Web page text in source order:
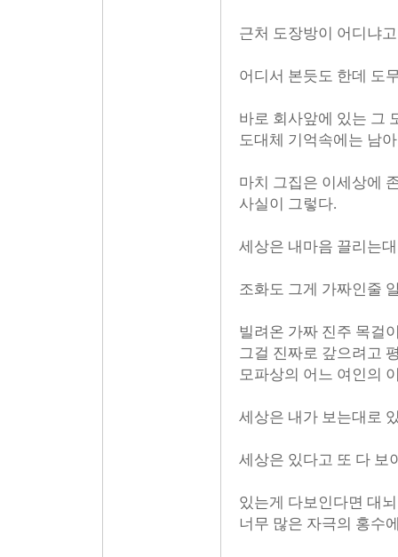
근처 도장방이 어디냐
어디서 본듯도 한데 도
바로 회사앞에 있는 그
도대체 기억속에는 남
마치 그집은 이세상에
사실이 그렇다.
세상은 내마음 끌리는
조화도 그게 가짜인줄
빌려온 가짜 진주 목걸
그걸 진짜로 갚으려고
모파상의 어느 여인의
세상은 내가 보는대로
세상은 있다고 또 다 보
있는게 다보인다면 대
너무 많은 자극의 홍수